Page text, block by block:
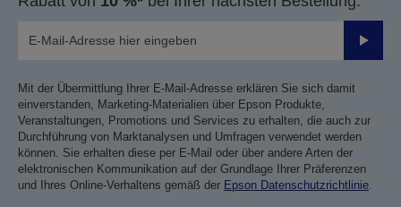
Mit der Übermittlung Ihrer E-Mail-Adresse erklären Sie sich damit
einverstanden, Marketing-Materialien über Epson Produkte,
Veranstaltungen, Promotions und Services zu erhalten, die auch zur
Durchführung von Marktanalysen und Umfragen verwendet werden
können. Sie erhalten diese per E-Mail oder über andere Arten der
elektronischen Kommunikation auf der Grundlage Ihrer Präferenzen
und Ihres Online-Verhaltens gemäß der Epson Datenschutzrichtlinie